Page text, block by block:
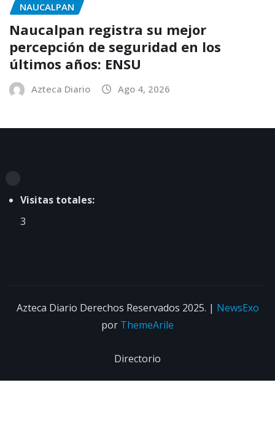
NAUCALPAN
Naucalpan registra su mejor
percepción de seguridad en los
últimos años: ENSU
Azteca Diario Ago 4, 2026
Visitas totales:
3
Azteca Diario Derechos Reservados 2025. | NewsExo
por ThemeArile
Directorio